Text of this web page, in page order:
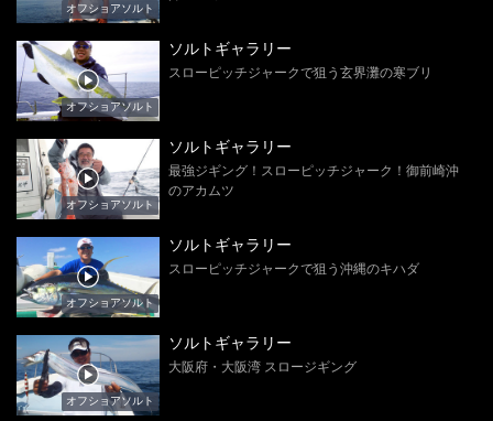
オフショアソルト
オフショアソルト
ソルトギャラリー
スローピッチジャークで狙う玄界灘の寒ブリ
オフショアソルト
ソルトギャラリー
最強ジギング！スローピッチジャーク！御前崎沖
のアカムツ
オフショアソルト
ソルトギャラリー
スローピッチジャークで狙う沖縄のキハダ
オフショアソルト
ソルトギャラリー
大阪府・大阪湾 スロージギング